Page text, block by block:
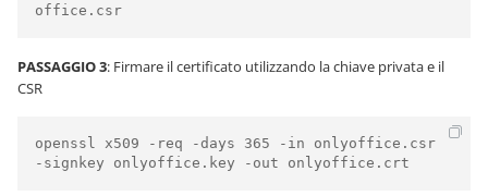
PASSAGGIO 3: Firmare il certificato utilizzando la chiave privata e il
CSR
openssl x509 -req -days 365 -in onlyoffice.csr